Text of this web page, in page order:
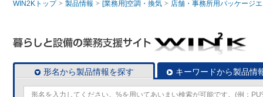
WIN2Kトップ 製品情報 [業務用]空調・換気 店舗・事務所用パッケージ
形名から製品情報を探す キーワードから製品情